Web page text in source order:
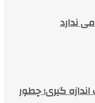
ندارد
گیری؛ چطور